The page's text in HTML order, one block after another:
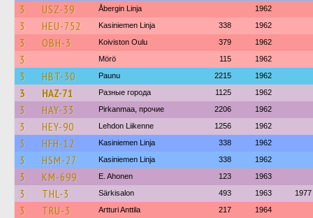
3 USZ-39 Åbergin Linja 1962
3 HEU-752 Kasiniemen Linja 338 1962
3 OBH-3 Koiviston Oulu 379 1962
3 Mörö 115 1962
3 HBT-30 Paunu 2215 1962
3 HAZ-71 Разные города 1125 1962
3 HAY-33 Pirkanmaa, прочие 2206 1962
3 HEY-90 Lehdon Liikenne 1256 1962
3 HFH-12 Kasiniemen Linja 338 1962
3 HSM-27 Kasiniemen Linja 338 1962
3 KM-699 E. Ahonen 123 1963
3 THL-3 Särkisalon 493 1963 1977
3 TRU-3 Artturi Anttila 217 1964